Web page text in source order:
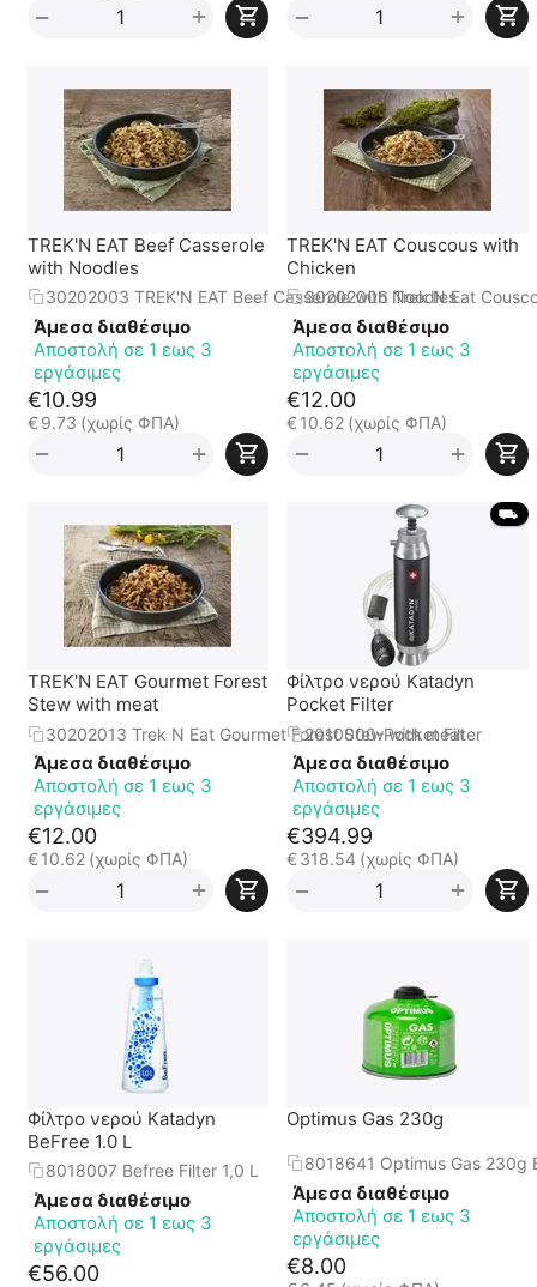
+
− +
−
TREK'N EAT Beef Casserole
with Noodles
30202003 TREK'N EAT Beef Casserole with Noodles
Άμεσα διαθέσιμο
Αποστολή σε 1 εως 3
εργάσιμες
€10.99
€ 9.73 (χωρίς ΦΠΑ)
+
−
TREK'N EAT Couscous with
Chicken
30202006 Trek N Eat
Άμεσα διαθέσιμο
Αποστολή σε 1 εως 3
εργάσιμες
€12.00
€10.62 (χωρίς ΦΠΑ)
+
−
TREK'N EAT Gourmet Forest
Stew with meat
30202013 Trek N Eat Gourmet Forest Stew with meat
Άμεσα διαθέσιμο
Αποστολή σε 1 εως 3
εργάσιμες
€12.00
€ 10.62 (χωρίς ΦΠΑ)
+
−
⛟
Φίλτρο νερού Katadyn
Pocket Filter
2010000-Pocket Filter
Άμεσα διαθέσιμο
Αποστολή σε 1 εως 3
εργάσιμες
€394.99
€318.54 (χωρίς ΦΠΑ)
+
−
Φίλτρο νερού Katadyn
BeFree 1.0 L
8018007 Befree Filter 1,0 L
Άμεσα διαθέσιμο
Αποστολή σε 1 εως 3
εργάσιμες
€56.00
Optimus Gas 230g
8018641 Optimus Gas 230g
Άμεσα διαθέσιμο
Αποστολή σε 1 εως 3
εργάσιμες
€8.00